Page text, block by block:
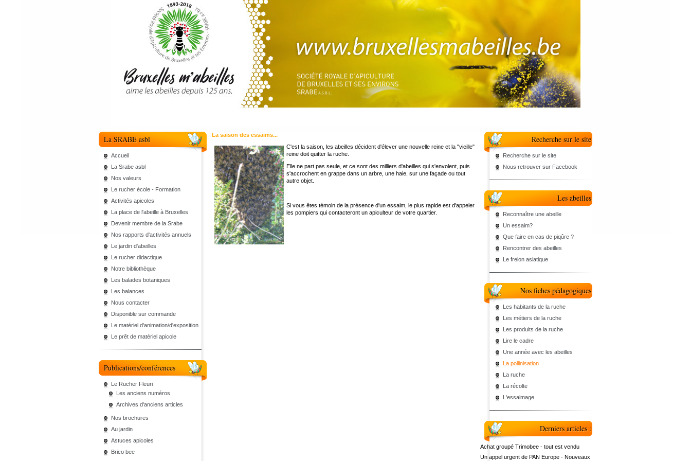
La SRABE asbl
Accueil
La Srabe asbl
Nos valeurs
Le rucher école - Formation
Activités apicoles
La place de l'abeille à Bruxelles
Devenir membre de la Srabe
Nos rapports d'activités annuels
Le jardin d'abeilles
Le rucher didactique
Notre bibliothèque
Les balades botaniques
Les balances
Nous contacter
Disponible sur commande
Le matériel d'animation/d'exposition
Le prêt de matériel apicole
Publications/conférences
Le Rucher Fleuri
Les anciens numéros
Archives d'anciens articles
Nos brochures
Au jardin
Astuces apicoles
Brico bee
La saison des essaims...
C'est la saison, les abeilles décident d'élever une nouvelle reine et la "vieille"
reine doit quitter la ruche.
Elle ne part pas seule, et ce sont des milliers d'abeilles qui s'envolent, puis
s'accrochent en grappe dans un arbre, une haie, sur une façade ou tout
autre objet.
Si vous êtes témoin de la présence d'un essaim, le plus rapide est d'appeler
les pompiers qui contacteront un apiculteur de votre quartier.
Recherche sur le site
Recherche sur le site
Nous retrouver sur Facebook
Les abeilles
Reconnaître une abeille
Un essaim?
Que faire en cas de piqûre ?
Rencontrer des abeilles
Le frelon asiatique
Nos fiches pédagogiques
Les habitants de la ruche
Les métiers de la ruche
Les produits de la ruche
Lire le cadre
Une année avec les abeilles
La pollinisation
La ruche
La récolte
L'essaimage
Derniers articles :
Achat groupé Trimobee - tout est vendu
Un appel urgent de PAN Europe - Nouveaux